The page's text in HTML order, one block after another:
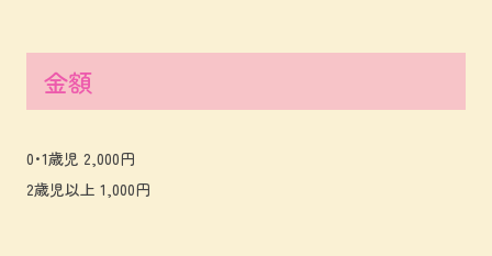
金額
0･1歳児 2,000円
2歳児以上 1,000円